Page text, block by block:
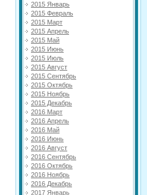
2015 Январь
2015 Февраль
2015 Март
2015 Апрель
2015 Май
2015 Июнь
2015 Июль
2015 Август
2015 Сентябрь
2015 Октябрь
2015 Ноябрь
2015 Декабрь
2016 Март
2016 Апрель
2016 Май
2016 Июнь
2016 Август
2016 Сентябрь
2016 Октябрь
2016 Ноябрь
2016 Декабрь
2017 Январь